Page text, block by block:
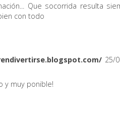
Que socorrida resulta
con todo
25/
y muy ponible!